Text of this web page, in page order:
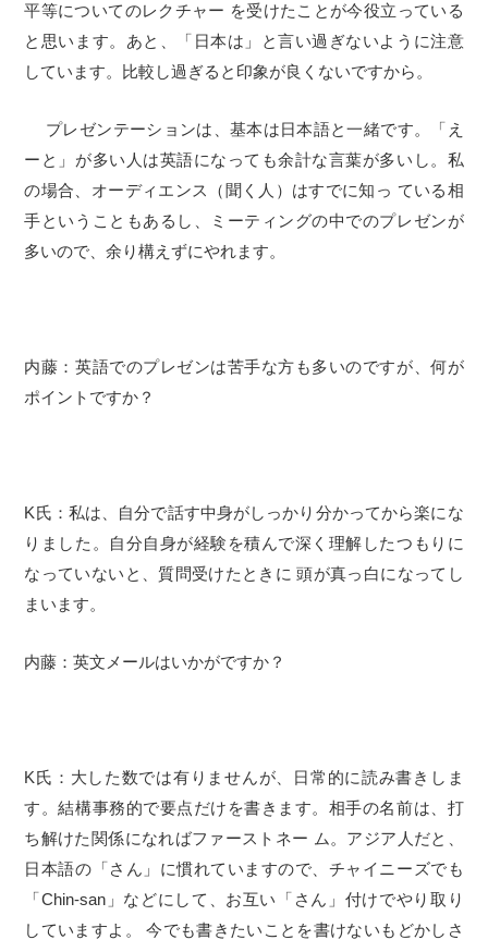
平等についてのレクチャー を受けたことが今役立っている
と思います。あと、「日本は」と言い過ぎないように注意
しています。比較し過ぎると印象が良くないですから。
プレゼンテーションは、基本は日本語と一緒です。「え
ーと」が多い人は英語になっても余計な言葉が多いし。私
の場合、オーディエンス（聞く人）はすでに知っ ている相
手ということもあるし、ミーティングの中でのプレゼンが
多いので、余り構えずにやれます。
内藤：英語でのプレゼンは苦手な方も多いのですが、何が
ポイントですか？
K氏：私は、自分で話す中身がしっかり分かってから楽にな
りました。自分自身が経験を積んで深く理解したつもりに
なっていないと、質問受けたときに 頭が真っ白になってし
まいます。
内藤：英文メールはいかがですか？
K氏：大した数では有りませんが、日常的に読み書きしま
す。結構事務的で要点だけを書きます。相手の名前は、打
ち解けた関係になればファーストネー ム。アジア人だと、
日本語の「さん」に慣れていますので、チャイニーズでも
「Chin-san」などにして、お互い「さん」付けでやり取り
していますよ。 今でも書きたいことを書けないもどかしさ